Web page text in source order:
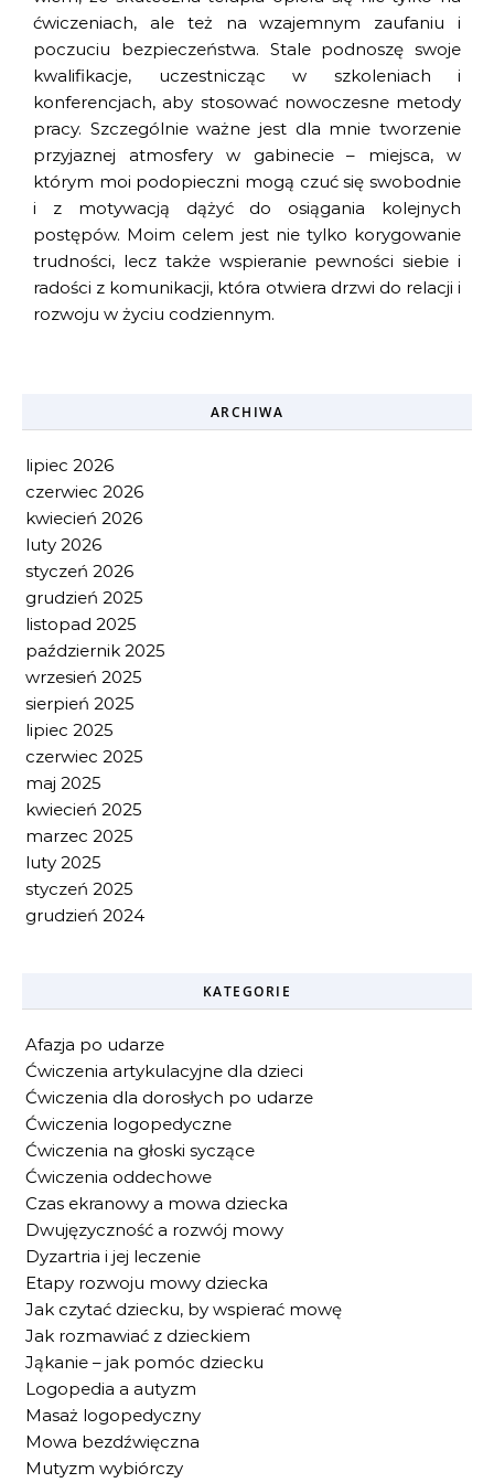
ćwiczeniach, ale też na wzajemnym zaufaniu i
poczuciu bezpieczeństwa. Stale podnoszę swoje
kwalifikacje, uczestnicząc w szkoleniach i
konferencjach, aby stosować nowoczesne metody
pracy. Szczególnie ważne jest dla mnie tworzenie
przyjaznej atmosfery w gabinecie – miejsca, w
którym moi podopieczni mogą czuć się swobodnie
i z motywacją dążyć do osiągania kolejnych
postępów. Moim celem jest nie tylko korygowanie
trudności, lecz także wspieranie pewności siebie i
radości z komunikacji, która otwiera drzwi do relacji i
rozwoju w życiu codziennym.
ARCHIWA
lipiec 2026
czerwiec 2026
kwiecień 2026
luty 2026
styczeń 2026
grudzień 2025
listopad 2025
październik 2025
wrzesień 2025
sierpień 2025
lipiec 2025
czerwiec 2025
maj 2025
kwiecień 2025
marzec 2025
luty 2025
styczeń 2025
grudzień 2024
KATEGORIE
Afazja po udarze
Ćwiczenia artykulacyjne dla dzieci
Ćwiczenia dla dorosłych po udarze
Ćwiczenia logopedyczne
Ćwiczenia na głoski syczące
Ćwiczenia oddechowe
Czas ekranowy a mowa dziecka
Dwujęzyczność a rozwój mowy
Dyzartria i jej leczenie
Etapy rozwoju mowy dziecka
Jak czytać dziecku, by wspierać mowę
Jak rozmawiać z dzieckiem
Jąkanie – jak pomóc dziecku
Logopedia a autyzm
Masaż logopedyczny
Mowa bezdźwięczna
Mutyzm wybiórczy